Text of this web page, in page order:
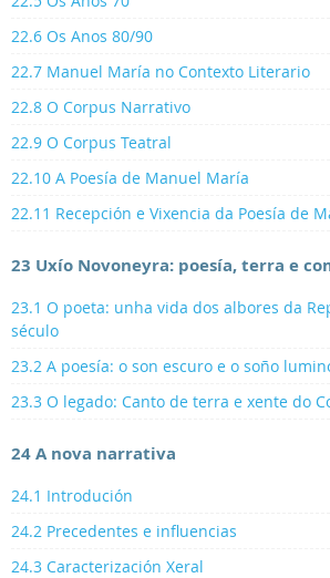
22.6 Os Anos 80/90
22.7 Manuel María no Contexto Literario
22.8 O Corpus Narrativo
22.9 O Corpus Teatral
22.10 A Poesía de Manuel María
22.11 Recepción e Vixencia da Poesía de
23 Uxío Novoneyra: poesía, terra e
23.1 O poeta: unha vida dos albores da
século
23.2 A poesía: o son escuro e o soño
23.3 O legado: Canto de terra e xente do
24 A nova narrativa
24.1 Introdución
24.2 Precedentes e influencias
24.3 Caracterización Xeral